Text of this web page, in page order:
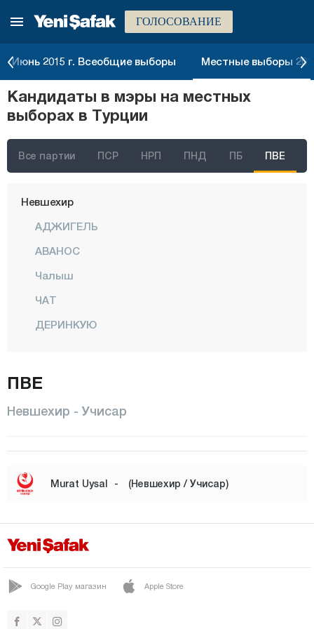
ГОЛОСОВАНИЕ
Июнь 2015 г. Всеобщие выборы Местные выборы
Кандидаты в мэры на местных
выборах в Турции
Все партии ПСР НРП ПНД ПБ ПВЕ
Кютахья
Мардин
Мерсин
Муш
Невшехир
АДЖИГЕЛЬ
АВАНОС
Чалыш
ЧАТ
ДЕРИНКУЮ
ХАДЖИБЕКТАШ
Каймаклы
КОЗАКЛИ
Центр
Нар
ОРТАХИСАР
ПВЕ
Невшехир - Учисар
Murat Uysal - (Невшехир / Учисар)
Google Play магазин Apple Store